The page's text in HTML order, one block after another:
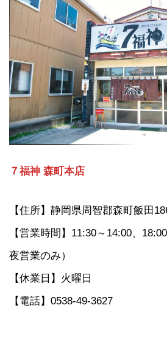
７福神 森町本店
【住所】静岡県周智郡森町飯田
【営業時間】11:30～14:00、
夜営業のみ）
【休業日】火曜日
【電話】0538-49-3627